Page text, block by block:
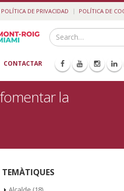
POLÍTICA DE PRIVACIDAD POLÍTICA DE
CONTACTAR
la
TEMÀTIQUES